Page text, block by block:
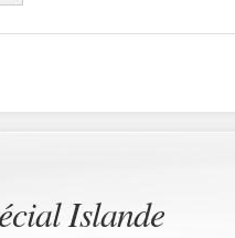
Islande